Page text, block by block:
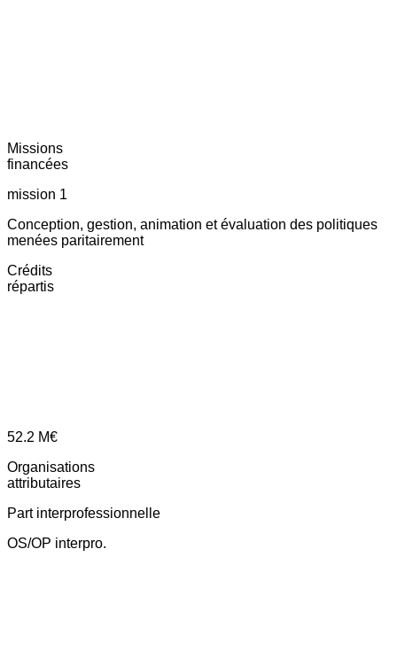
Missions
financées
mission 1
Conception, gestion, animation et évaluation des politiques
menées paritairement
Crédits
répartis
52.2 M€
Organisations
attributaires
Part interprofessionnelle
OS/OP interpro.